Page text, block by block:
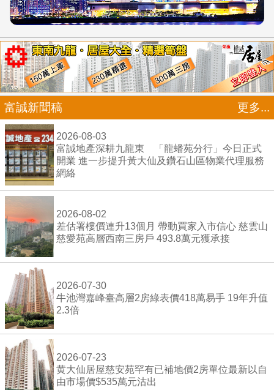
富誠新聞稿 更多...
2026-08-03
富誠地產深耕九龍東 「龍蟠苑分行」今日正式
開業 進一步提升黃大仙及鑽石山區物業代理服務
網絡
2026-08-02
差估署樓價連升13個月 帶動買家入市信心 慈雲山
慈愛苑高層西南三房戶 493.8萬元獲承接
2026-07-30
牛池灣嘉峰臺高層2房綠表價418萬易手 19年升值
2.3倍
2026-07-23
黄大仙居屋慈安苑罕有已補地價2房單位最新以自
由市場價$535萬元沽出